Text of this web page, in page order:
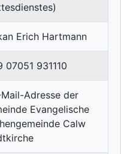
Erich Hartmann
07051 931110